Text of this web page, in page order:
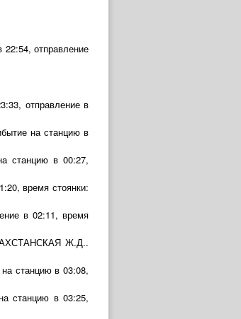
отправление
отправление в
на станцию в
станцию в 00:27,
время стоянки:
в 02:11, время
Ж.Д..
станцию в 03:08,
станцию в 03:25,